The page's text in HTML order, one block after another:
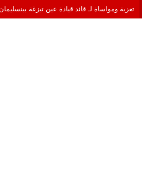
تعزية ومواساة لـ قائد قيادة عين تيزغة